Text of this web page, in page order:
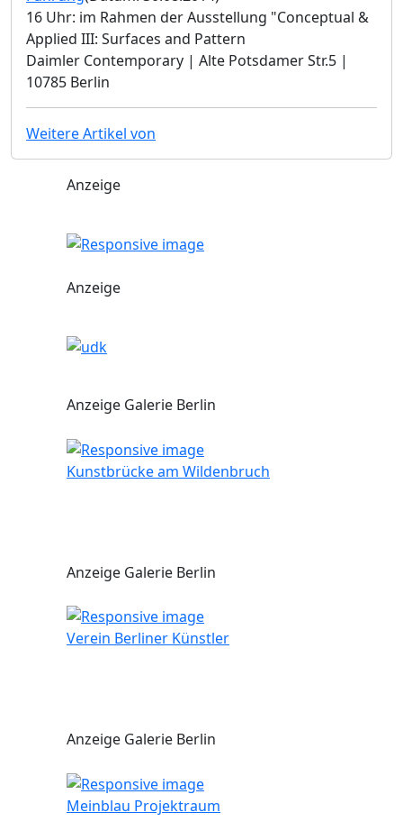
16 Uhr: im Rahmen der Ausstellung "Conceptual &
Applied III: Surfaces and Pattern
Daimler Contemporary | Alte Potsdamer Str.5 |
10785 Berlin
Weitere Artikel von
Anzeige
Anzeige
Anzeige Galerie Berlin
Kunstbrücke am Wildenbruch
Anzeige Galerie Berlin
Verein Berliner Künstler
Anzeige Galerie Berlin
Meinblau Projektraum